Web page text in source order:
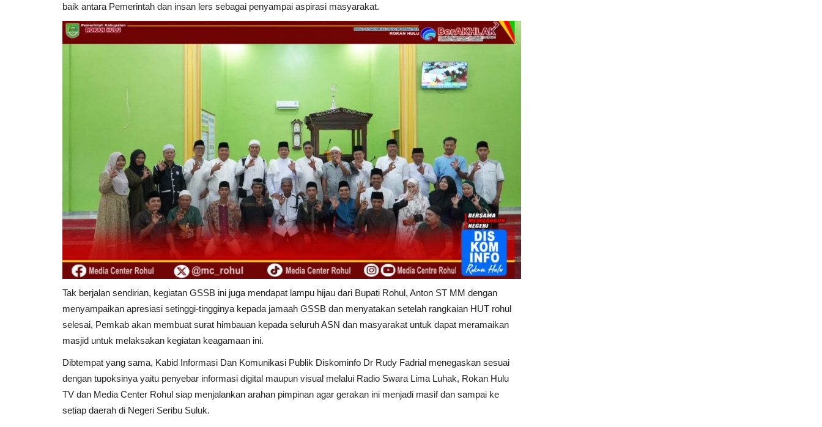
baik antara Pemerintah dan insan lers sebagai penyampai aspirasi masyarakat.
Tak berjalan sendirian, kegiatan GSSB ini juga mendapat lampu hijau dari Bupati Rohul, Anton ST MM dengan
menyampaikan apresiasi setinggi-tingginya kepada jamaah GSSB dan menyatakan setelah rangkaian HUT rohul
selesai, Pemkab akan membuat surat himbauan kepada seluruh ASN dan masyarakat untuk dapat meramaikan
masjid untuk melaksakan kegiatan keagamaan ini.
Dibtempat yang sama, Kabid Informasi Dan Komunikasi Publik Diskominfo Dr Rudy Fadrial menegaskan sesuai
dengan tupoksinya yaitu penyebar informasi digital maupun visual melalui Radio Swara Lima Luhak, Rokan Hulu
TV dan Media Center Rohul siap menjalankan arahan pimpinan agar gerakan ini menjadi masif dan sampai ke
setiap daerah di Negeri Seribu Suluk.